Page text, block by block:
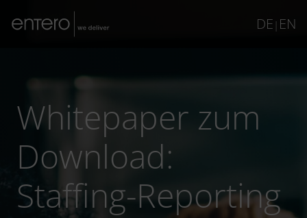
DE | EN
Whitepaper zum
Download:
Staffing-Reporting